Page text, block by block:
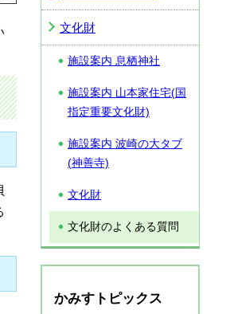
文化財
施設案内 息栖神社
施設案内 山本家住宅(国
指定重要文化財)
施設案内 波崎の大タブ
(神善寺)
文化財
文化財のよくある質問
かみすトピックス